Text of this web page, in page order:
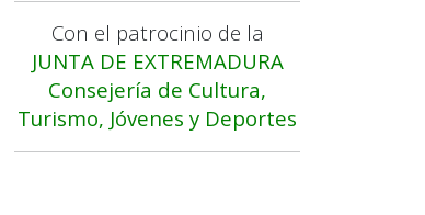
Con el patrocinio de la
JUNTA DE EXTREMADURA
Consejería de Cultura,
Turismo, Jóvenes y Deportes